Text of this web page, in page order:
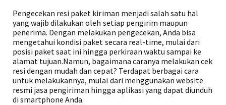
Pengecekan resi paket kiriman menjadi salah satu hal
yang wajib dilakukan oleh setiap pengirim maupun
penerima. Dengan melakukan pengecekan, Anda bisa
mengetahui kondisi paket secara real-time, mulai dari
posisi paket saat ini hingga perkiraan waktu sampai ke
alamat tujuan.Namun, bagaimana caranya melakukan cek
resi dengan mudah dan cepat? Terdapat berbagai cara
untuk melakukannya, mulai dari menggunakan website
resmi jasa pengiriman hingga aplikasi yang dapat diunduh
di smartphone Anda.